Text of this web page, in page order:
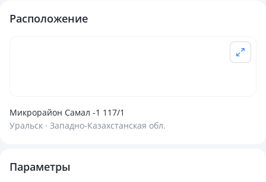
Расположение
Микрорайон Самал -1 117/1
Уральск · Западно-Казахстанская обл.
Параметры